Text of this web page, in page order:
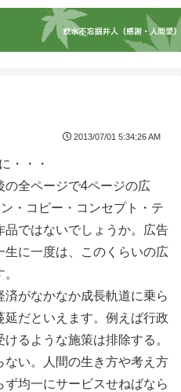
2013/07/01 5:34:26 AM
・・・
の全ページで4ページの広
・コピー・コンセプト・テ
ではないでしょうか。広告
に一度は、このくらいの広
がなかなか成長軌道に乗ら
だといえます。例えば行政
るような施策は排除する。
い。人間の生き方や考え方
均一にサービスせねばなら